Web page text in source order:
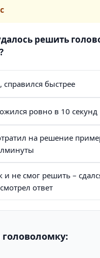
решить
справился быстрее
ровно в 10 секунд
на решение
и не смог решить –
ответ